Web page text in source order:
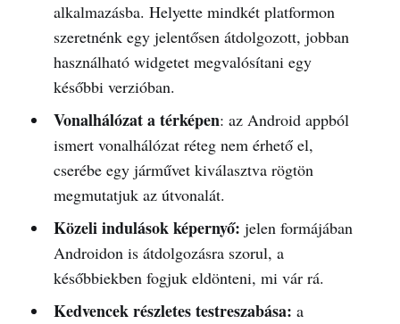
alkalmazásba. Helyette mindkét platformon
szeretnénk egy jelentősen átdolgozott, jobban
használható widgetet megvalósítani egy
későbbi verzióban.
Vonalhálózat a térképen: az Android appból
ismert vonalhálózat réteg nem érhető el,
cserébe egy járművet kiválasztva rögtön
megmutatjuk az útvonalát.
Közeli indulások képernyő: jelen formájában
Androidon is átdolgozásra szorul, a
későbbiekben fogjuk eldönteni, mi vár rá.
Kedvencek részletes testreszabása: a